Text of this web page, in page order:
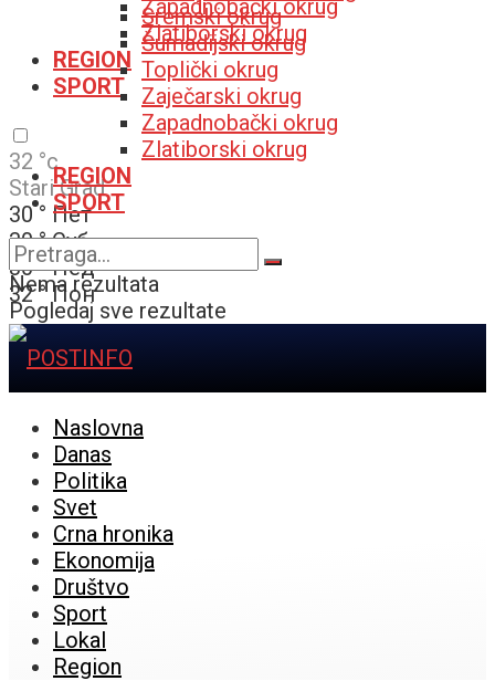
Zapadnobački okrug
Zlatiborski okrug
REGION
SPORT
32 °c
Stari Grad
30 ° Пет
30 ° Суб
30 ° Нед
32 ° Пон
Sremski okrug
Šumadijski okrug
Toplički okrug
Zaječarski okrug
Zapadnobački okrug
Zlatiborski okrug
REGION
SPORT
Nema rezultata
Pogledaj sve rezultate
Naslovna
Danas
Politika
Svet
Crna hronika
Ekonomija
Društvo
Sport
Lokal
Region